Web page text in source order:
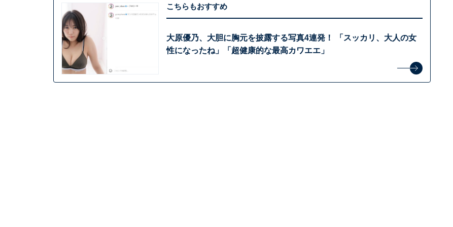
こちらもおすすめ
大原優乃、大胆に胸元を披露する写真4連発！ 「スッカリ、大人の女
性になったね」「超健康的な最高カワエエ」